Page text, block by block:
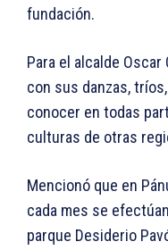
fundación.
Para el alcalde
con sus danzas,
conocer en todas
culturas de otras
Mencionó que en
cada mes se
parque Desiderio